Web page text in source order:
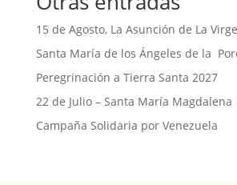
15 de Agosto, La Asunción de La
Santa María de los Ángeles de la
Peregrinación a Tierra Santa 2027
22 de Julio – Santa María Magdalena
Campaña Solidaria por Venezuela